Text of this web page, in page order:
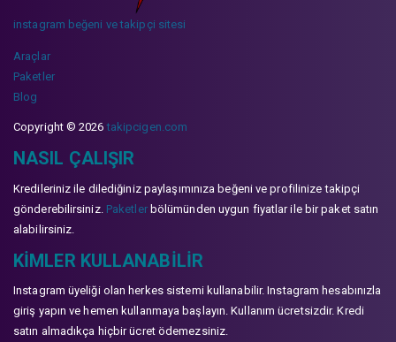
instagram beğeni ve takipçi sitesi
Araçlar
Paketler
Blog
Copyright © 2026takipcigen.com
NASIL ÇALIŞIR
Kredileriniz ile dilediğiniz paylaşımınıza beğeni ve profilinize takipçi
gönderebilirsiniz. Paketlerbölümünden uygun fiyatlar ile bir paket satın
alabilirsiniz.
KIMLER KULLANABILIR
Instagram üyeliği olan herkes sistemi kullanabilir. Instagram hesabınızla
giriş yapın ve hemen kullanmaya başlayın. Kullanım ücretsizdir. Kredi
satın almadıkça hiçbir ücret ödemezsiniz.